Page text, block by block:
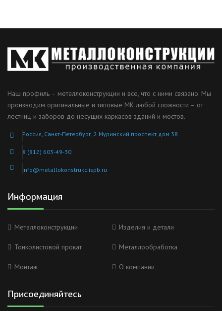
Наш профиль – металлоконструкции и все, что с ними связано. Мы
производим оригинальные и типовые МК любой сложности – от
лестниц и заборов до несущих каркасов зданий и мостов.
Россия, Санкт-Петербург, 2 Муринский проспект дом 38
8 (812) 603-49-30
info@metallokonstrukciispb.ru
Информация
Металлоконструкции Изделия и детали
Тонколистовой прокат Металлообработка
Монтаж О компании
Присоединяйтесь